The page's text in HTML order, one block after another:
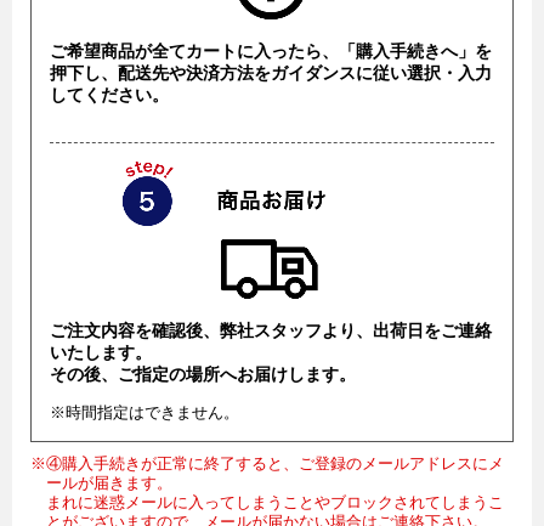
ご希望商品が全てカートに入ったら、「購入手続きへ」を
押下し、配送先や決済方法をガイダンスに従い選択・入力
してください。
ご注文内容を確認後、弊社スタッフより、出荷日をご連絡
いたします。
その後、ご指定の場所へお届けします。
※時間指定はできません。
※④購入手続きが正常に終了すると、ご登録のメールアドレスにメ
ールが届きます。
まれに迷惑メールに入ってしまうことやブロックされてしまうこ
とがございますので、メールが届かない場合はご連絡下さい。